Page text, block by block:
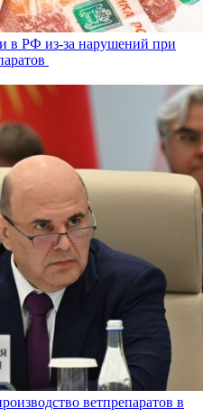
в РФ из-за нарушений при
ветпрепаратов в